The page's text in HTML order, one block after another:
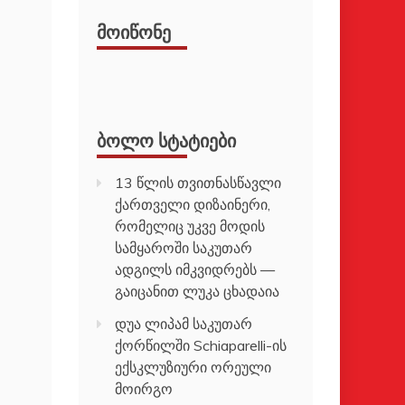
ᲛᲝᲘᲬᲝᲜᲔ
ᲑᲝᲚᲝ ᲡᲢᲐᲢᲘᲔᲑᲘ
13 წლის თვითნასწავლი
ქართველი დიზაინერი,
რომელიც უკვე მოდის
სამყაროში საკუთარ
ადგილს იმკვიდრებს —
გაიცანით ლუკა ცხადაია
დუა ლიპამ საკუთარ
ქორწილში Schiaparelli-ის
ექსკლუზიური ორეული
მოირგო